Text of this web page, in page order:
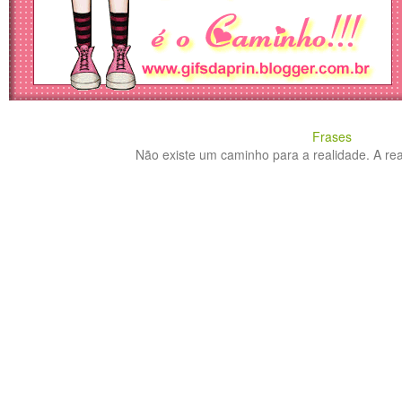
Frases
Não existe um caminho para a realidade. A